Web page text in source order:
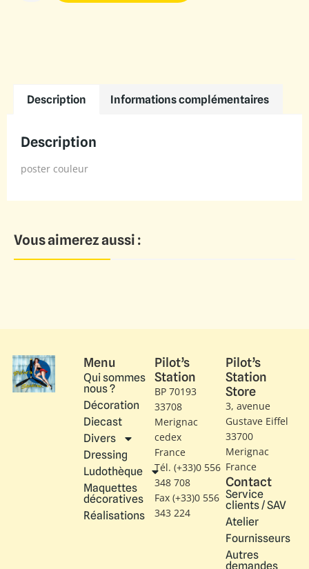
Description Informations complémentaires
Description
poster couleur
Vous aimerez aussi :
Menu
Qui sommes
nous ?
Décoration
Diecast
Divers
Dressing
Ludothèque
Maquettes
décoratives
Réalisations
Pilot’s
Station
BP 70193
33708
Merignac
cedex
France
Tél. (+33)0 556
348 708
Fax (+33)0 556
343 224
Pilot’s
Station
Store
3, avenue
Gustave Eiffel​
33700
Merignac
France
Contact
Service
clients / SAV
Atelier
Fournisseurs
Autres
demandes